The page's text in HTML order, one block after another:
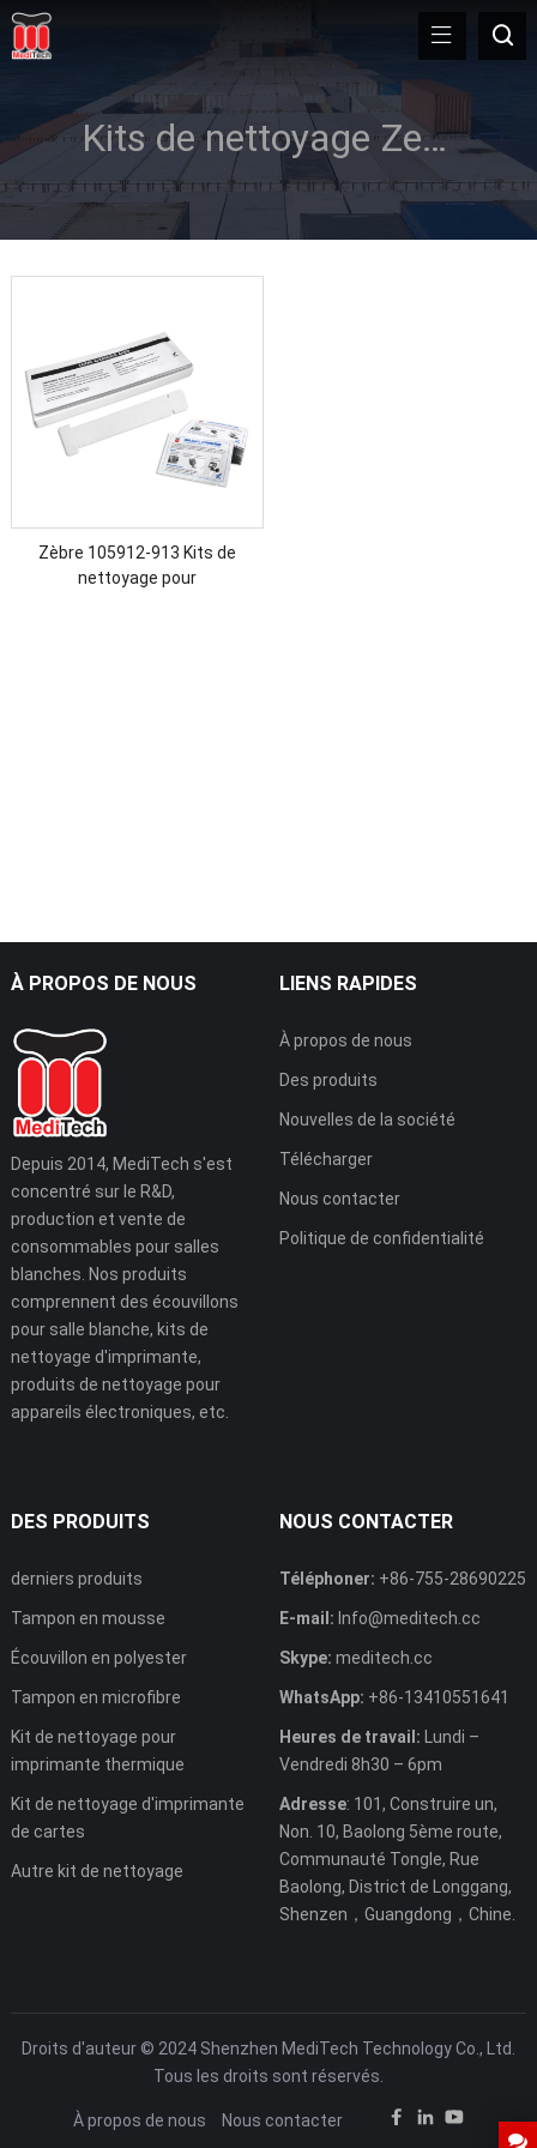
Kits de nettoyage Zebra P430i
Zèbre 105912-913 Kits de
nettoyage pour
À PROPOS DE NOUS
Depuis 2014, MediTech s'est
concentré sur le R&D,
production et vente de
consommables pour salles
blanches. Nos produits
comprennent des écouvillons
pour salle blanche, kits de
nettoyage d'imprimante,
produits de nettoyage pour
appareils électroniques, etc.
LIENS RAPIDES
À propos de nous
Des produits
Nouvelles de la société
Télécharger
Nous contacter
Politique de confidentialité
DES PRODUITS
derniers produits
Tampon en mousse
Écouvillon en polyester
Tampon en microfibre
Kit de nettoyage pour
imprimante thermique
Kit de nettoyage d'imprimante
de cartes
Autre kit de nettoyage
NOUS CONTACTER
Téléphoner: +86-755-28690225
E-mail: Info@meditech.cc
Skype: meditech.cc
WhatsApp: +86-13410551641
Heures de travail: Lundi –
Vendredi 8h30 – 6pm
Adresse: 101, Construire un,
Non. 10, Baolong 5ème route,
Communauté Tongle, Rue
Baolong, District de Longgang,
Shenzen，Guangdong，Chine.
Droits d'auteur © 2024 Shenzhen MediTech Technology Co., Ltd.
Tous les droits sont réservés.
À propos de nous Nous contacter